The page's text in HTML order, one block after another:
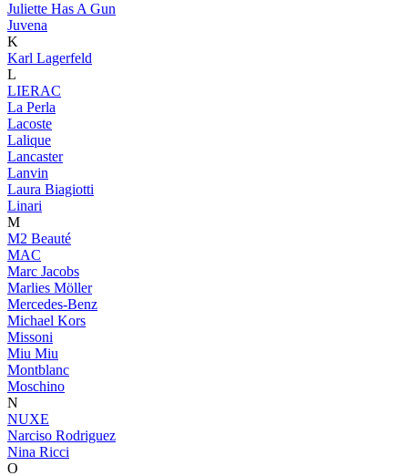
Juliette Has A Gun
Juvena
K
Karl Lagerfeld
L
LIERAC
La Perla
Lacoste
Lalique
Lancaster
Lanvin
Laura Biagiotti
Linari
M
M2 Beauté
MAC
Marc Jacobs
Marlies Möller
Mercedes-Benz
Michael Kors
Missoni
Miu Miu
Montblanc
Moschino
N
NUXE
Narciso Rodriguez
Nina Ricci
O